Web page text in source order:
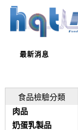
最新消息
食品檢驗分類
肉品
奶蛋乳製品